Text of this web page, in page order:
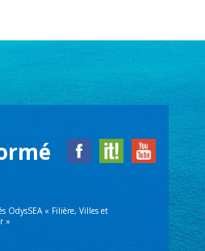
OdysSEA « Filière, Villes et
»